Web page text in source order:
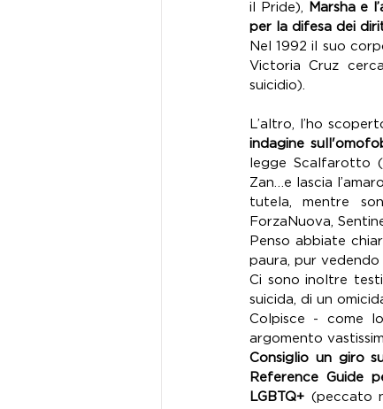
il Pride),
Marsha e
per la difesa dei
Victoria Cruz
suicidio).
L’altro, l’ho
indagine
legge Scalfarotto
Zan…e lascia
tutela, mentre
ForzaNuova,
Penso abbiate
paura, pur
Ci sono inoltre
suicida, di un
Colpisce - come
argomento
Consiglio un giro
Reference Guide
LGBTQ+ (peccato